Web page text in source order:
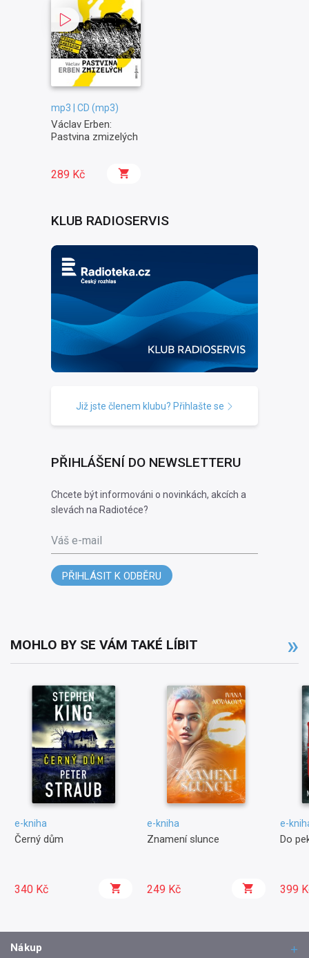
mp3 | CD (mp3)
Václav Erben:
Pastvina zmizelých
289 Kč
KLUB RADIOSERVIS
Již jste členem klubu? Přihlašte se
PŘIHLÁŠENÍ DO NEWSLETTERU
Chcete být informováni o novinkách, akcích a
slevách na Radiotéce?
Váš e-mail
PŘIHLÁSIT K ODBĚRU
MOHLO BY SE VÁM TAKÉ LÍBIT
e-kniha
Černý dům
340 Kč
e-kniha
Znamení slunce
249 Kč
e-
Do
399
Nákup